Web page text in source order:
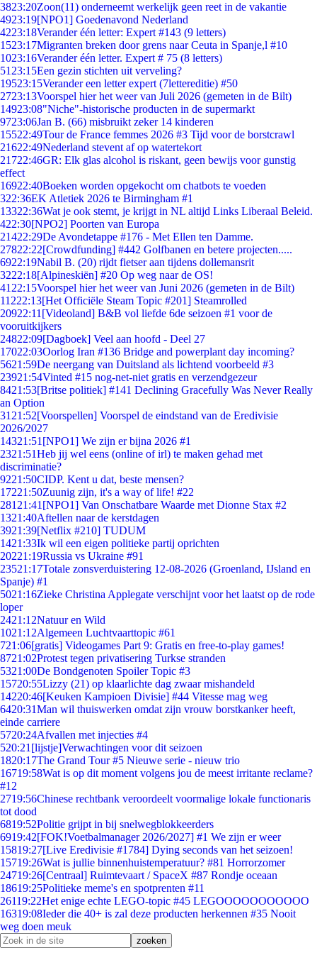
3823:20Zoon(11) onderneemt werkelijk geen reet in de vakantie
4923:19[NPO1] Goedenavond Nederland
4223:18Verander één letter: Expert #143 (9 letters)
1523:17Migranten breken door grens naar Ceuta in Spanje,l #10
1023:16Verander één letter. Expert # 75 (8 letters)
51 23:15Een gezin stichten uit verveling?
19523:15Verander een letter expert (7lettereditie) #50
2723:13Voorspel hier het weer van Juli 2026 (gemeten in de Bilt)
14923:08"Niche"-historische producten in de supermarkt
9723:06Jan B. (66) misbruikt zeker 14 kinderen
15522:49Tour de France femmes 2026 #3 Tijd voor de borstcrawl
21622:49Nederland stevent af op watertekort
21722:46GR: Elk glas alcohol is riskant, geen bewijs voor gunstig
effect
16922:40Boeken worden opgekocht om chatbots te voeden
322:36EK Atletiek 2026 te Birmingham #1
13322:36Wat je ook stemt, je krijgt in NL altijd Links Liberaal Beleid.
422:30[NPO2] Poorten van Europa
21422:29De Avondetappe #176 - Met Ellen ten Damme.
27822:22[Crowdfunding] #442 Golfbanen en betere projecten.....
6922:19Nabil B. (20) rijdt fietser aan tijdens dollemansrit
3222:18[Alpineskiën] #20 Op weg naar de OS!
41 22:15Voorspel hier het weer van Juni 2026 (gemeten in de Bilt)
11222:13[Het Officiële Steam Topic #201] Steamrolled
20922:11 [Videoland] B&B vol liefde 6de seizoen #1 voor de
vooruitkijkers
24822:09[Dagboek] Veel aan hoofd - Deel 27
17022:03Oorlog Iran #136 Bridge and powerplant day incoming?
5621:59De neergang van Duitsland als lichtend voorbeeld #3
23921:54Vinted #15 nog-net-niet gratis en verzendgezeur
8421:53[Britse politiek] #141 Declining Gracefully Was Never Really
an Option
31 21:52[Voorspellen] Voorspel de eindstand van de Eredivisie
2026/2027
14321:51 [NPO1] We zijn er bijna 2026 #1
2321:51Heb jij wel eens (online of irl) te maken gehad met
discriminatie?
9221:50CIDP. Kent u dat, beste mensen?
17221:50Zuunig zijn, it's a way of life! #22
281 21:41 [NPO1] Van Onschatbare Waarde met Dionne Stax #2
1321:40Aftellen naar de kerstdagen
3921:39[Netflix #210] TUDUM
1421:33Ik wil een eigen politieke partij oprichten
20221:19Russia vs Ukraine #91
23521:17Totale zonsverduistering 12-08-2026 (Groenland, IJsland en
Spanje) #1
5021:16Zieke Christina Applegate verschijnt voor het laatst op de rode
loper
2421:12Natuur en Wild
1021:12Algemeen Luchtvaarttopic #61
721:06[gratis] Videogames Part 9: Gratis en free-to-play games!
8721:02Protest tegen privatisering Turkse stranden
5321:00De Bondgenoten Spoiler Topic #3
15720:55Lizzy (21) op klaarlichte dag zwaar mishandeld
14220:46[Keuken Kampioen Divisie] #44 Vitesse mag weg
6420:31Man wil thuiswerken omdat zijn vrouw borstkanker heeft,
einde carriere
5720:24Afvallen met injecties #4
520:21 [lijstje]Verwachtingen voor dit seizoen
1820:17The Grand Tour #5 Nieuwe serie - nieuw trio
16719:58Wat is op dit moment volgens jou de meest irritante reclame?
#12
2719:56Chinese rechtbank veroordeelt voormalige lokale functionaris
tot dood
6819:52Politie grijpt in bij snelwegblokkeerders
6919:42[FOK!Voetbalmanager 2026/2027] #1 We zijn er weer
15819:27[Live Eredivisie #1784] Dying seconds van het seizoen!
15719:26Wat is jullie binnenhuistemperatuur? #81 Horrorzomer
24719:26[Centraal] Ruimtevaart / SpaceX #87 Rondje oceaan
18619:25Politieke meme's en spotprenten #11
26119:22Het enige echte LEGO-topic #45 LEGOOOOOOOOOOO
16319:08Ieder die 40+ is zal deze producten herkennen #35 Nooit
weg doen meuk